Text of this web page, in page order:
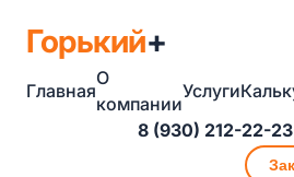
Горький+
Главная
О
компании
Услуги
8 (930) 212-22-23